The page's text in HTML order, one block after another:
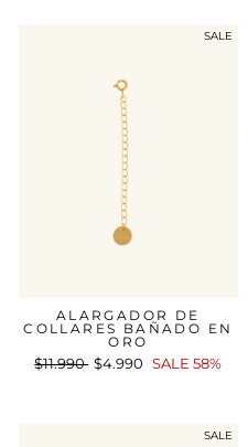
SALE
ALARGADOR DE
COLLARES BAÑADO EN
ORO
Precio
$11.990 Precio
$4.990 SALE 58%
SALE